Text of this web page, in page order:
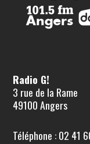
Radio G!
3 rue de la Rame
49100 Angers
Téléphone : 02 41